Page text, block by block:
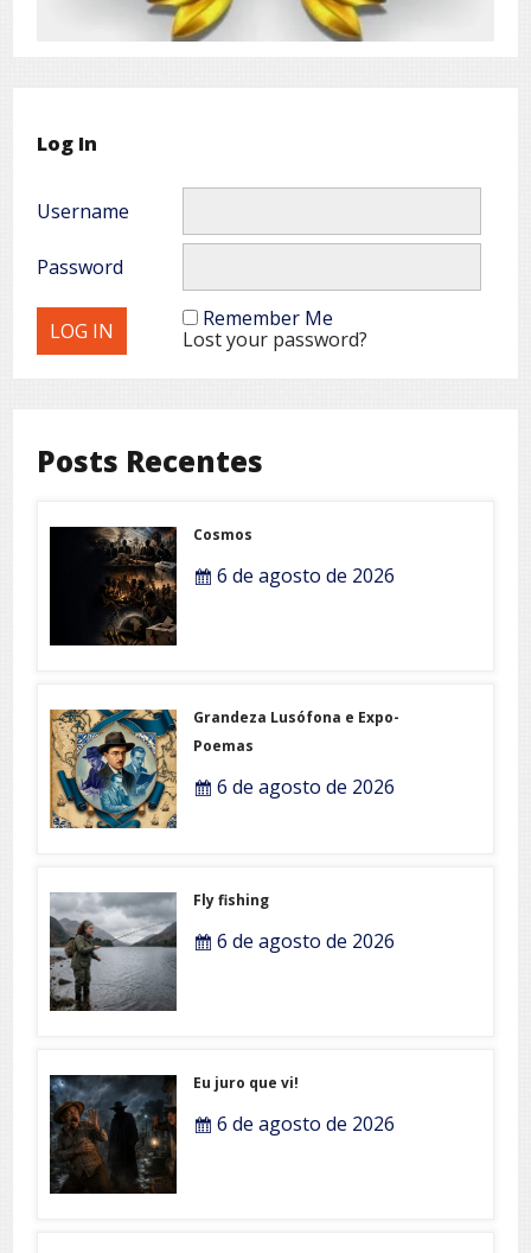
Log In
Username
Password
Remember Me
Lost your password?
Posts Recentes
Cosmos
6 de agosto de 2026
Grandeza Lusófona e Expo-
Poemas
6 de agosto de 2026
Fly fishing
6 de agosto de 2026
Eu juro que vi!
6 de agosto de 2026